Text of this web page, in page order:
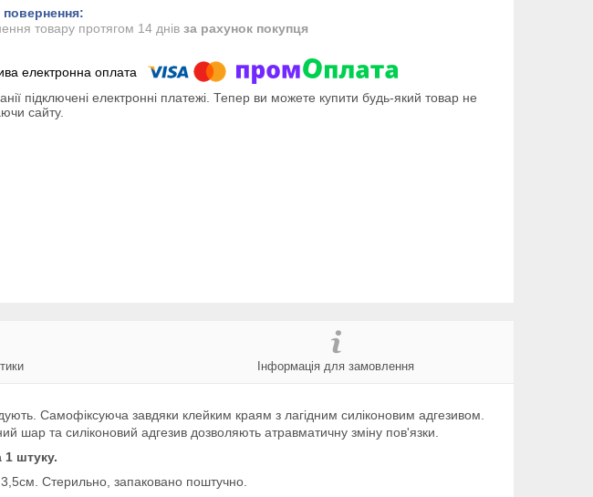
товару протягом 14 днів за рахунок покупця
підключені електронні платежі. Тепер ви можете купити будь-який товар не
сайту.
Інформація для замовлення
Самофіксуюча завдяки клейким краям з лагідним силіконовим адгезивом.
шар та силіконовий адгезив дозволяють атравматичну зміну пов'язки.
1 штуку.
Стерильно, запаковано поштучно.